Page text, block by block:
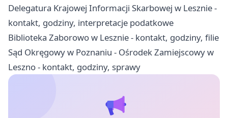
Delegatura Krajowej Informacji Skarbowej w Lesznie -
kontakt, godziny, interpretacje podatkowe
Biblioteka Zaborowo w Lesznie - kontakt, godziny, filie
Sąd Okręgowy w Poznaniu - Ośrodek Zamiejscowy w
Leszno - kontakt, godziny, sprawy